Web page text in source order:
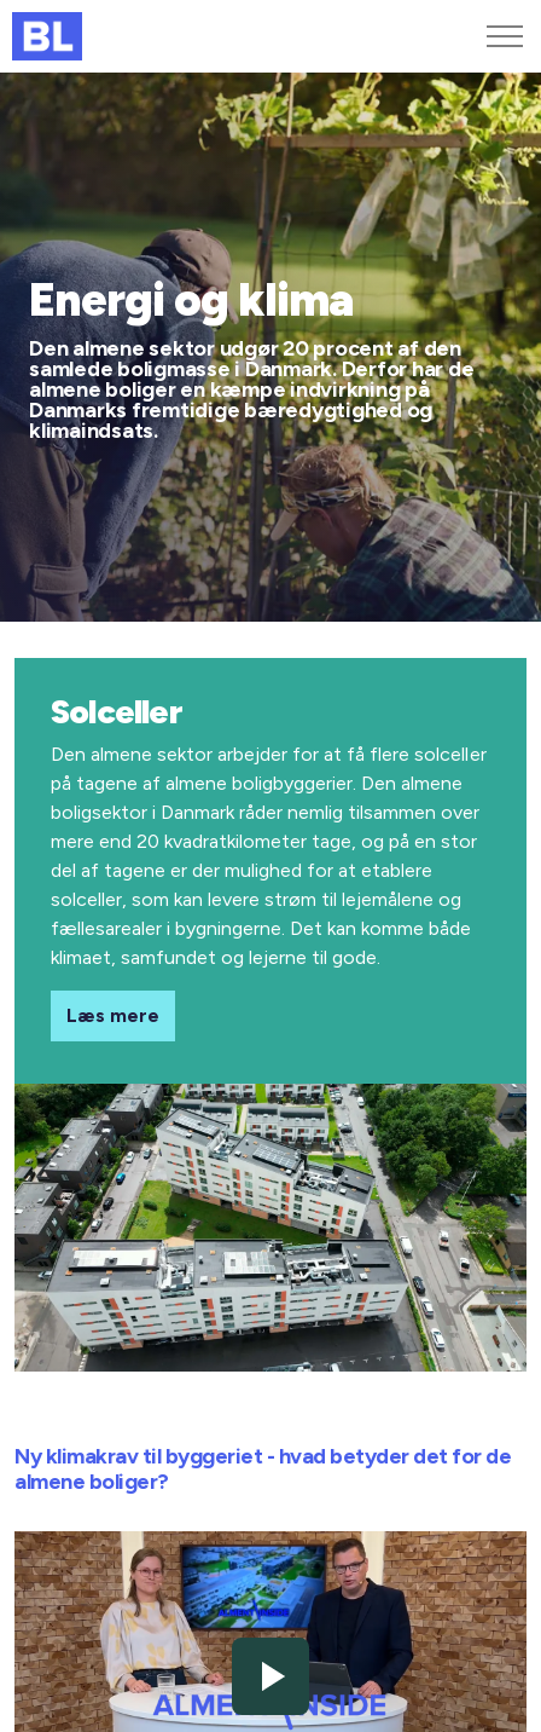
Genveje
Find medarbejder
Jobportalen
MitBL
Energi og klima
Den almene sektor udgør 20 procent af den
samlede boligmasse i Danmark. Derfor har de
almene boliger en kæmpe indvirkning på
Danmarks fremtidige bæredygtighed og
klimaindsats.
Solceller
Den almene sektor arbejder for at få flere solceller
på tagene af almene boligbyggerier. Den almene
boligsektor i Danmark råder nemlig tilsammen over
mere end 20 kvadratkilometer tage, og på en stor
del af tagene er der mulighed for at etablere
solceller, som kan levere strøm til lejemålene og
fællesarealer i bygningerne. Det kan komme både
klimaet, samfundet og lejerne til gode.
Læs mere
Ny klimakrav til byggeriet - hvad betyder det for de
almene boliger?